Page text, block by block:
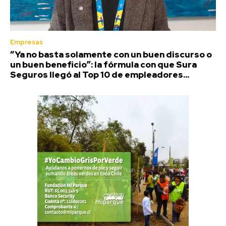
Empresas
“Ya no basta solamente con un buen discurso o
un buen beneficio”: la fórmula con que Sura
Seguros llegó al Top 10 de empleadores...